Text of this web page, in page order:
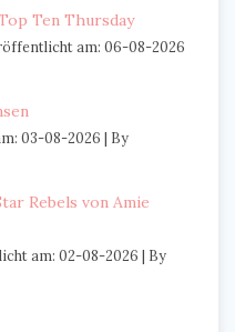
Ten Thursday
am: 06-08-2026
03-08-2026
By
Rebels von Amie
am: 02-08-2026
By